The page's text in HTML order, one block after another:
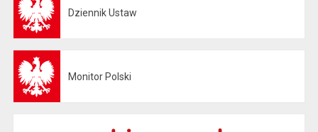
Dziennik Ustaw
Monitor Polski